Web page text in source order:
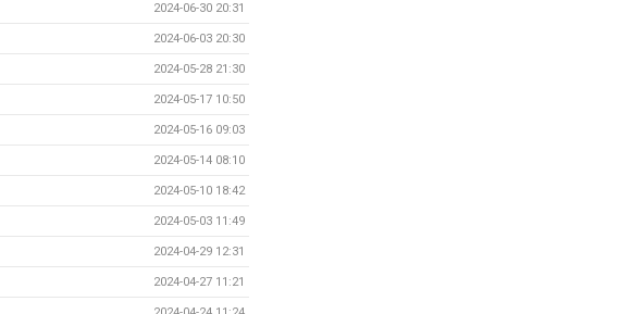
2024-06-30 20:31
2024-06-03 20:30
2024-05-28 21:30
2024-05-17 10:50
2024-05-16 09:03
2024-05-14 08:10
2024-05-10 18:42
2024-05-03 11:49
2024-04-29 12:31
2024-04-27 11:21